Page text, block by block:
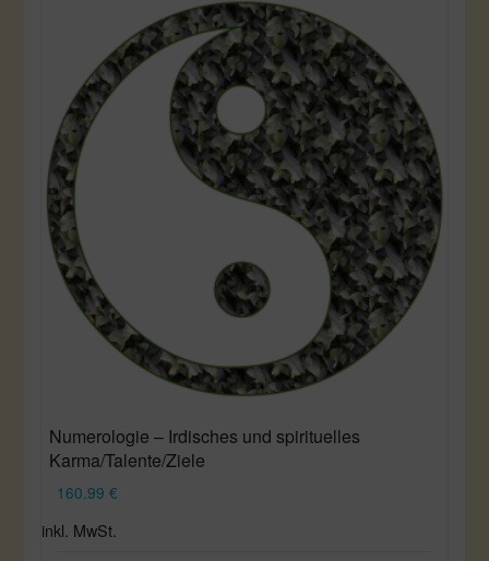
Numerologie – Irdisches und spirituelles
Karma/Talente/Ziele
160.99€
inkl. MwSt.